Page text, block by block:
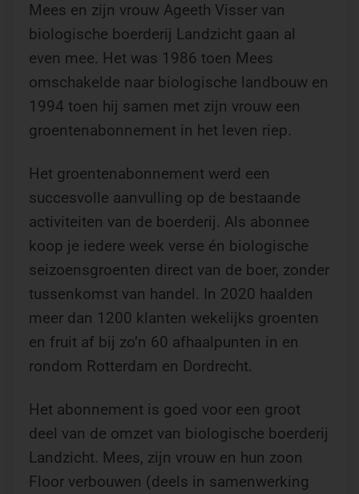
Mees en zijn vrouw Ageeth Visser van
biologische boerderij Landzicht gaan al
even mee. Het was 1986 toen Mees
omschakelde naar biologische landbouw en
1994 toen hij samen met zijn vrouw een
groentenabonnement in het leven riep.
Het groentenabonnement werd een
succesvolle aanvulling op de bestaande
activiteiten van de boerderij. Als abonnee
koop je iedere week verse én biologische
seizoensgroenten direct van de boer, zonder
tussenkomst van handel. In 2020 haalden
meer dan 1200 klanten wekelijks groenten
en fruit af bij zo’n 60 afhaalpunten in en
rondom Rotterdam en Dordrecht.
Het abonnement is goed voor een groot
deel van de omzet van biologische boerderij
Landzicht. Mees, zijn vrouw en hun zoon
Floor verbouwen (deels in samenwerking